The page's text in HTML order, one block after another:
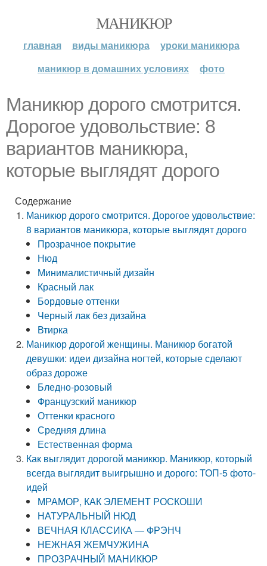
МАНИКЮР
главная виды маникюра
уроки маникюра
маникюр в домашних условиях
фото
Маникюр дорого смотрится.
Дорогое удовольствие: 8
вариантов маникюра,
которые выглядят дорого
Содержание
Маникюр дорого смотрится. Дорогое удовольствие:
8 вариантов маникюра, которые выглядят дорого
Прозрачное покрытие
Нюд
Минималистичный дизайн
Красный лак
Бордовые оттенки
Черный лак без дизайна
Втирка
Маникюр дорогой женщины. Маникюр богатой
девушки: идеи дизайна ногтей, которые сделают
образ дороже
Бледно-розовый
Французский маникюр
Оттенки красного
Средняя длина
Естественная форма
Как выглядит дорогой маникюр. Маникюр, который
всегда выглядит выигрышно и дорого: ТОП-5 фото-
идей
МРАМОР, КАК ЭЛЕМЕНТ РОСКОШИ
НАТУРАЛЬНЫЙ НЮД
ВЕЧНАЯ КЛАССИКА — ФРЭНЧ
НЕЖНАЯ ЖЕМЧУЖИНА
ПРОЗРАЧНЫЙ МАНИКЮР